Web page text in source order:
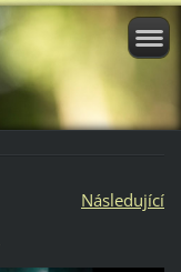
Následující